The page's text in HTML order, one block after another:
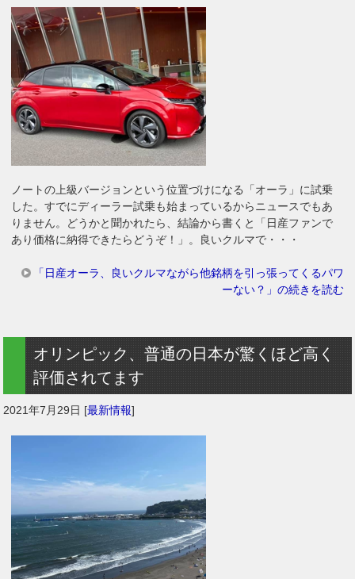
ノートの上級バージョンという位置づけになる「オーラ」に試乗
した。すでにディーラー試乗も始まっているからニュースでもあ
りません。どうかと聞かれたら、結論から書くと「日産ファンで
あり価格に納得できたらどうぞ！」。良いクルマで・・・
「日産オーラ、良いクルマながら他銘柄を引っ張ってくるパワ
ーない？」の続きを読む
オリンピック、普通の日本が驚くほど高く
評価されてます
2021年7月29日 [最新情報]